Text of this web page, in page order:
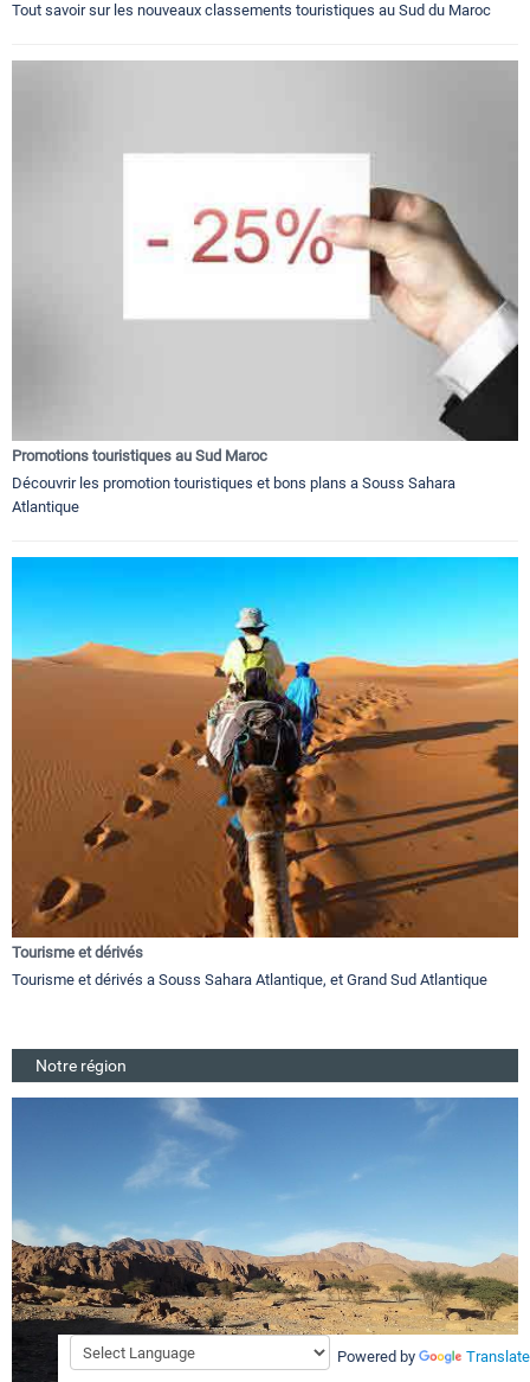
Tout savoir sur les nouveaux classements touristiques au Sud du Maroc
Promotions touristiques au Sud Maroc
Découvrir les promotion touristiques et bons plans a Souss Sahara
Atlantique
Tourisme et dérivés
Tourisme et dérivés a Souss Sahara Atlantique, et Grand Sud Atlantique
Notre région
Powered by Translate